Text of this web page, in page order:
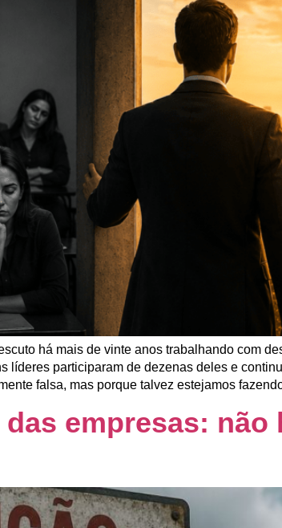
há mais de vinte anos trabalhando com
líderes participaram de dezenas deles e
falsa, mas porque talvez estejamos
empresas: não